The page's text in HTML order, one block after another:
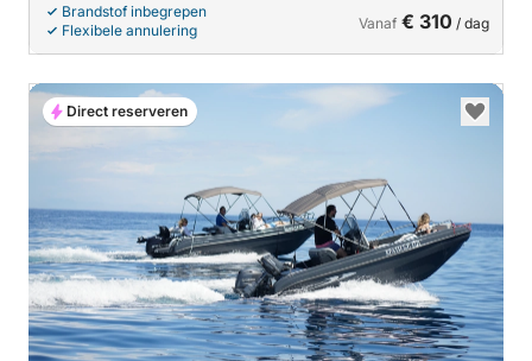
Brandstof inbegrepen
Flexibele annulering
Vanaf € 310 / dag
Direct reserveren